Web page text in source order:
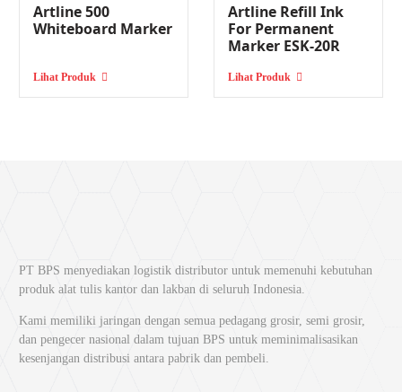
Artline 500
Whiteboard Marker
Lihat Produk
Artline Refill Ink
For Permanent
Marker ESK-20R
Lihat Produk
PT BPS menyediakan logistik distributor untuk memenuhi kebutuhan
produk alat tulis kantor dan lakban di seluruh Indonesia.
Kami memiliki jaringan dengan semua pedagang grosir, semi grosir,
dan pengecer nasional dalam tujuan BPS untuk meminimalisasikan
kesenjangan distribusi antara pabrik dan pembeli.